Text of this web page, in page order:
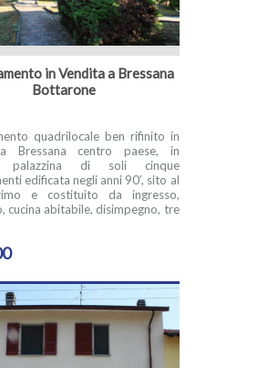
in Vendita a Bressana
Bottarone
quadrilocale ben rifinito in
Bressana centro paese, in
palazzina di soli cinque
edificata negli anni 90’, sito al
e costituito da ingresso,
cucina abitabile, disimpegno, tre